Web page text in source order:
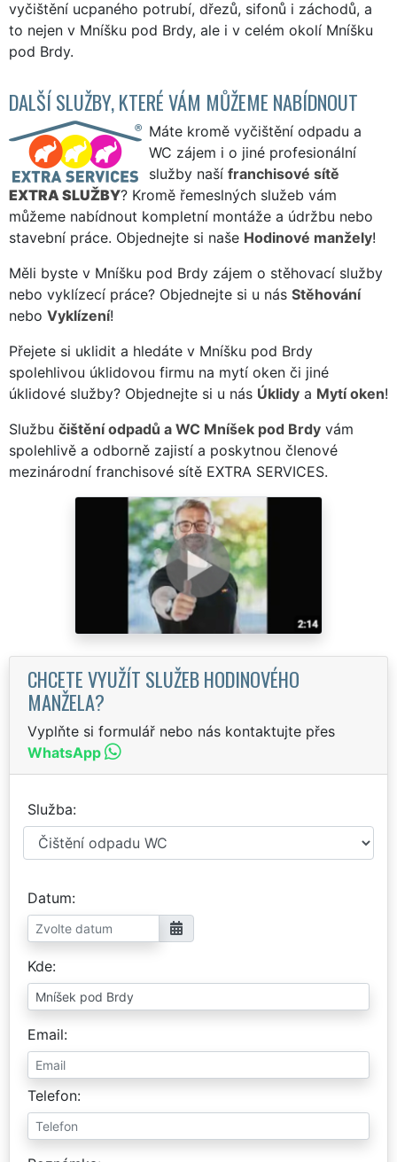
vyčištění ucpaného potrubí, dřezů, sifonů i záchodů, a
to nejen v Mníšku pod Brdy, ale i v celém okolí Mníšku
pod Brdy.
DALŠÍ SLUŽBY, KTERÉ VÁM MŮŽEME NABÍDNOUT
Máte kromě vyčištění odpadu a
WC zájem i o jiné profesionální
služby naší franchisové sítě
EXTRA SLUŽBY? Kromě řemeslných služeb vám
můžeme nabídnout kompletní montáže a údržbu nebo
stavební práce. Objednejte si naše Hodinové manžely!
Měli byste v Mníšku pod Brdy zájem o stěhovací služby
nebo vyklízecí práce? Objednejte si u nás Stěhování
nebo Vyklízení!
Přejete si uklidit a hledáte v Mníšku pod Brdy
spolehlivou úklidovou firmu na mytí oken či jiné
úklidové služby? Objednejte si u nás Úklidy a Mytí oken!
Službu čištění odpadů a WC Mníšek pod Brdy vám
spolehlivě a odborně zajistí a poskytnou členové
mezinárodní franchisové sítě EXTRA SERVICES.
CHCETE VYUŽÍT SLUŽEB HODINOVÉHO
MANŽELA?
Vyplňte si formulář nebo nás kontaktujte přes
WhatsApp
Služba
Datum
Kde
Email
Telefon